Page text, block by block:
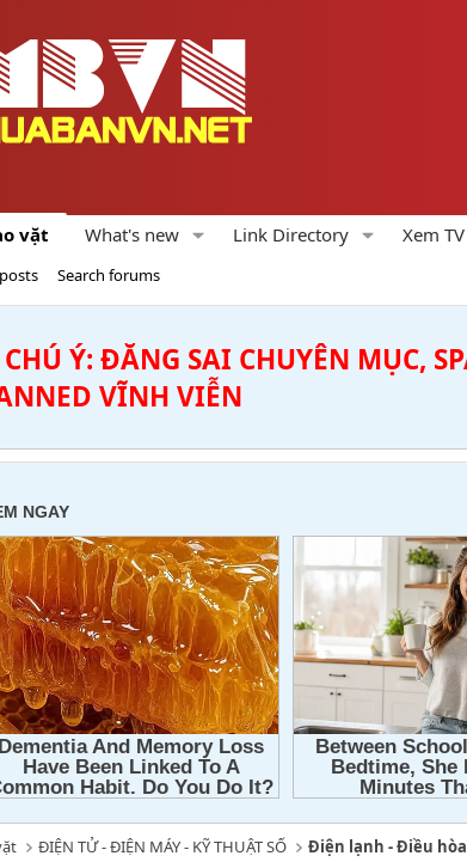
vặt What's new Link Directory Xem TV
Search forums
CHÚ Ý: ĐĂNG SAI CHUYÊN MỤC,
VĨNH VIỄN
ĐIỆN TỬ - ĐIỆN MÁY - KỸ THUẬT SỐ Điện lạnh - Điều hòa